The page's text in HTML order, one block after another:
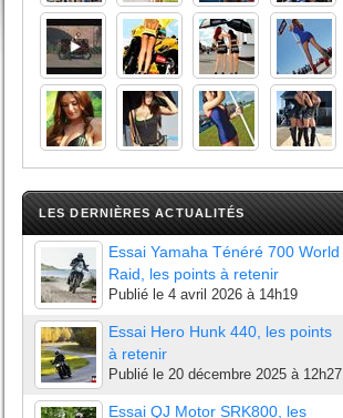
LES DERNIÈRES ACTUALITÉS
Essai Yamaha Ténéré 700 World
Raid, les points à retenir
Publié le 4 avril 2026 à 14h19
Essai Hero Hunk 440, les points
à retenir
Publié le 20 décembre 2025 à 12h27
Essai QJ Motor SRK800, les